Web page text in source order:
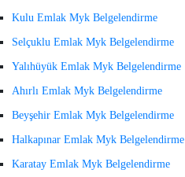
Kulu Emlak Myk Belgelendirme
Selçuklu Emlak Myk Belgelendirme
Yalıhüyük Emlak Myk Belgelendirme
Ahırlı Emlak Myk Belgelendirme
Beyşehir Emlak Myk Belgelendirme
Halkapınar Emlak Myk Belgelendirme
Karatay Emlak Myk Belgelendirme